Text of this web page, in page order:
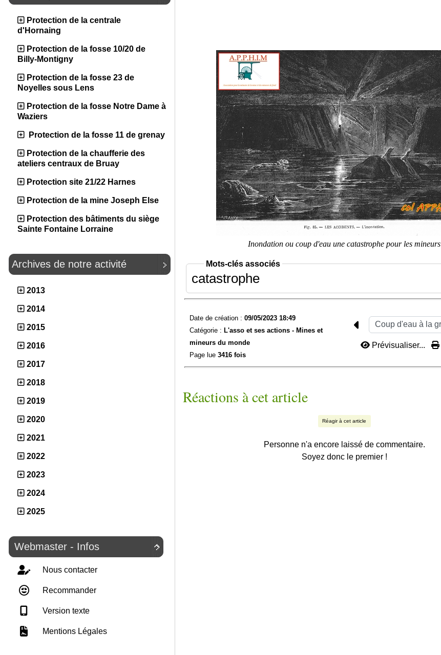
Protection de la centrale
d'Hornaing
Protection de la fosse 10/20 de
Billy-Montigny
Protection de la fosse 23 de
Noyelles sous Lens
Protection de la fosse Notre Dame à
Waziers
Protection de la fosse 11 de grenay
Protection de la chaufferie des
ateliers centraux de Bruay
Protection site 21/22 Harnes
Protection de la mine Joseph Else
Protection des bâtiments du siège
Sainte Fontaine Lorraine
Archives de notre activité
2013
2014
2015
2016
2017
2018
2019
2020
2021
2022
2023
2024
2025

Webmaster - Infos
Nous contacter
Recommander
Version texte
Mentions Légales
Inondation ou coup d'eau une catastrophe pour les mineurs
Mots-clés associés
catastrophe
Date de création : 09/05/2023 18:49
Catégorie : L'asso et ses actions - Mines et
mineurs du monde
Page lue 3416 fois
Prévisualiser...
Réactions à cet article
Réagir à cet article
Personne n'a encore laissé de commentaire.
Soyez donc le premier !